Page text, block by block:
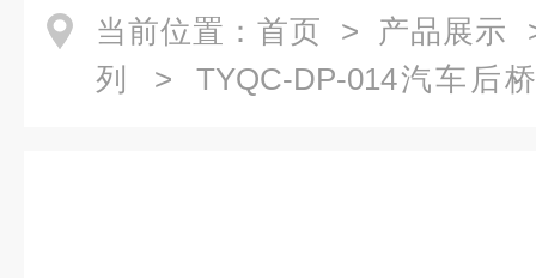
当前位置： 首页 > 产品展示
列
> TYQC-DP-014汽车后